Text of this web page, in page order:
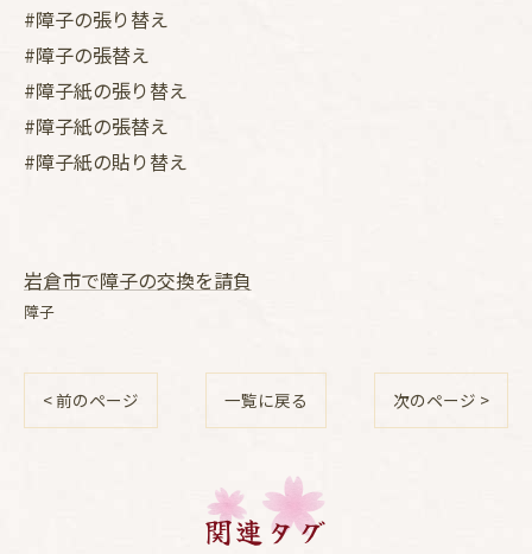
#障子の張り替え
#障子の張替え
#障子紙の張り替え
#障子紙の張替え
#障子紙の貼り替え
岩倉市で障子の交換を請負
障子
< 前のページ 一覧に戻る 次のページ >
関連タグ